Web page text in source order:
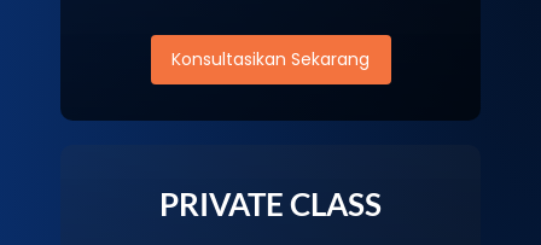
Konsultasikan Sekarang
PRIVATE CLASS